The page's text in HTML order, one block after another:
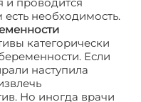
есть необходимость.
категорически
Если
наступила
Но иногда врачи